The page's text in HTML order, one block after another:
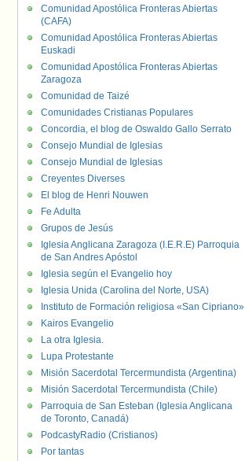
Comunidad Apostólica Fronteras Abiertas
(CAFA)
Comunidad Apostólica Fronteras Abiertas
Euskadi
Comunidad Apostólica Fronteras Abiertas
Zaragoza
Comunidad de Taizé
Comunidades Cristianas Populares
Concordia, el blog de Oswaldo Gallo Serrato
Consejo Mundial de Iglesias
Consejo Mundial de Iglesias
Creyentes Diverses
El blog de Henri Nouwen
Fe Adulta
Grupos de Jesús
Iglesia Anglicana Zaragoza (I.E.R.E) Parroquia
de San Andres Apóstol
Iglesia según el Evangelio hoy
Iglesia Unida (Carolina del Norte, USA)
Instituto de Formación religiosa «San Cipriano»
Kairos Evangelio
La otra Iglesia.
Lupa Protestante
Misión Sacerdotal Tercermundista (Argentina)
Misión Sacerdotal Tercermundista (Chile)
Parroquia de San Esteban (Iglesia Anglicana
de Toronto, Canadá)
PodcastyRadio (Cristianos)
Por tantas